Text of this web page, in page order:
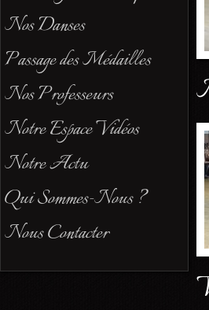
Nos Danses
Passage des Médailles
Nos Professeurs
Notre Espace Vidéos
Notre Actu
Qui Sommes-Nous ?
Nous Contacter